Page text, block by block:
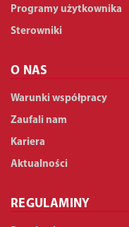
Programy użytkownika
Sterowniki
O NAS
Warunki współpracy
Zaufali nam
Kariera
Aktualności
REGULAMINY